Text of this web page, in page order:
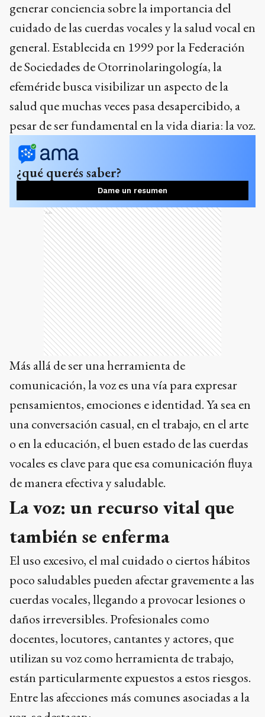
generar conciencia sobre la importancia del
cuidado de las cuerdas vocales y la salud vocal en
general. Establecida en 1999 por la Federación
de Sociedades de Otorrinolaringología, la
efeméride busca visibilizar un aspecto de la
salud que muchas veces pasa desapercibido, a
pesar de ser fundamental en la vida diaria: la voz.
¿qué querés saber?
Dame un resumen
Ads
Más allá de ser una herramienta de
comunicación, la voz es una vía para expresar
pensamientos, emociones e identidad. Ya sea en
una conversación casual, en el trabajo, en el arte
o en la educación, el buen estado de las cuerdas
vocales es clave para que esa comunicación fluya
de manera efectiva y saludable.
La voz: un recurso vital que
también se enferma
El uso excesivo, el mal cuidado o ciertos hábitos
poco saludables pueden afectar gravemente a las
cuerdas vocales, llegando a provocar lesiones o
daños irreversibles. Profesionales como
docentes, locutores, cantantes y actores, que
utilizan su voz como herramienta de trabajo,
están particularmente expuestos a estos riesgos.
Entre las afecciones más comunes asociadas a la